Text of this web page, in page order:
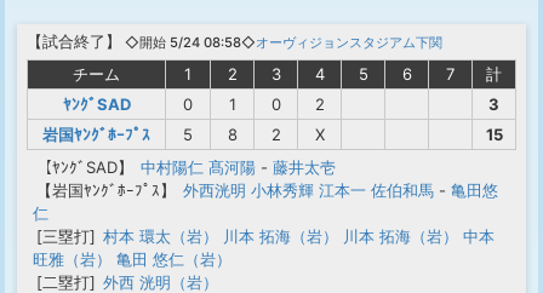
【試合終了 】 ◇開始 5/24 08:58◇オーヴィジョンスタジアム下関
チーム 1 2 3 4 5 6 7
計
ﾔﾝｸﾞSAD
0 1 0 2
3
岩国ﾔﾝｸﾞﾎｰﾌﾟｽ
5 8 2 X
15
【ﾔﾝｸﾞSAD】
中村陽仁 髙河陽 - 藤井太壱
【岩国ﾔﾝｸﾞﾎｰﾌﾟｽ】
外西洸明 小林秀輝 江本一 佐伯和馬 - 亀田悠
仁
[三塁打] 村本 環太（岩） 川本 拓海（岩） 川本 拓海（岩）
中本
旺雅（岩）
亀田 悠仁（岩）
[二塁打] 外西 洸明（岩）